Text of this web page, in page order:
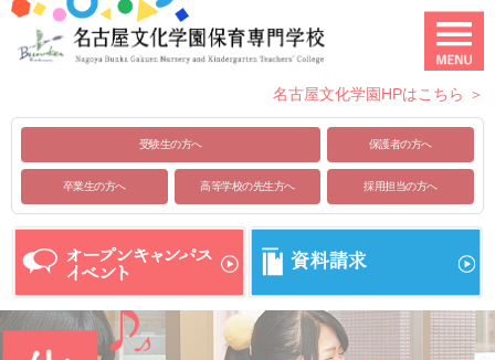
名古屋文化学園HPはこちら ＞
受験生の方へ 保護者の方へ
卒業生の方へ 高等学校の先生方へ 採用担当の方へ